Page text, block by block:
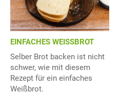
EINFACHES WEISSBROT
Selber Brot backen ist nicht
schwer, wie mit diesem
Rezept für ein einfaches
Weißbrot.